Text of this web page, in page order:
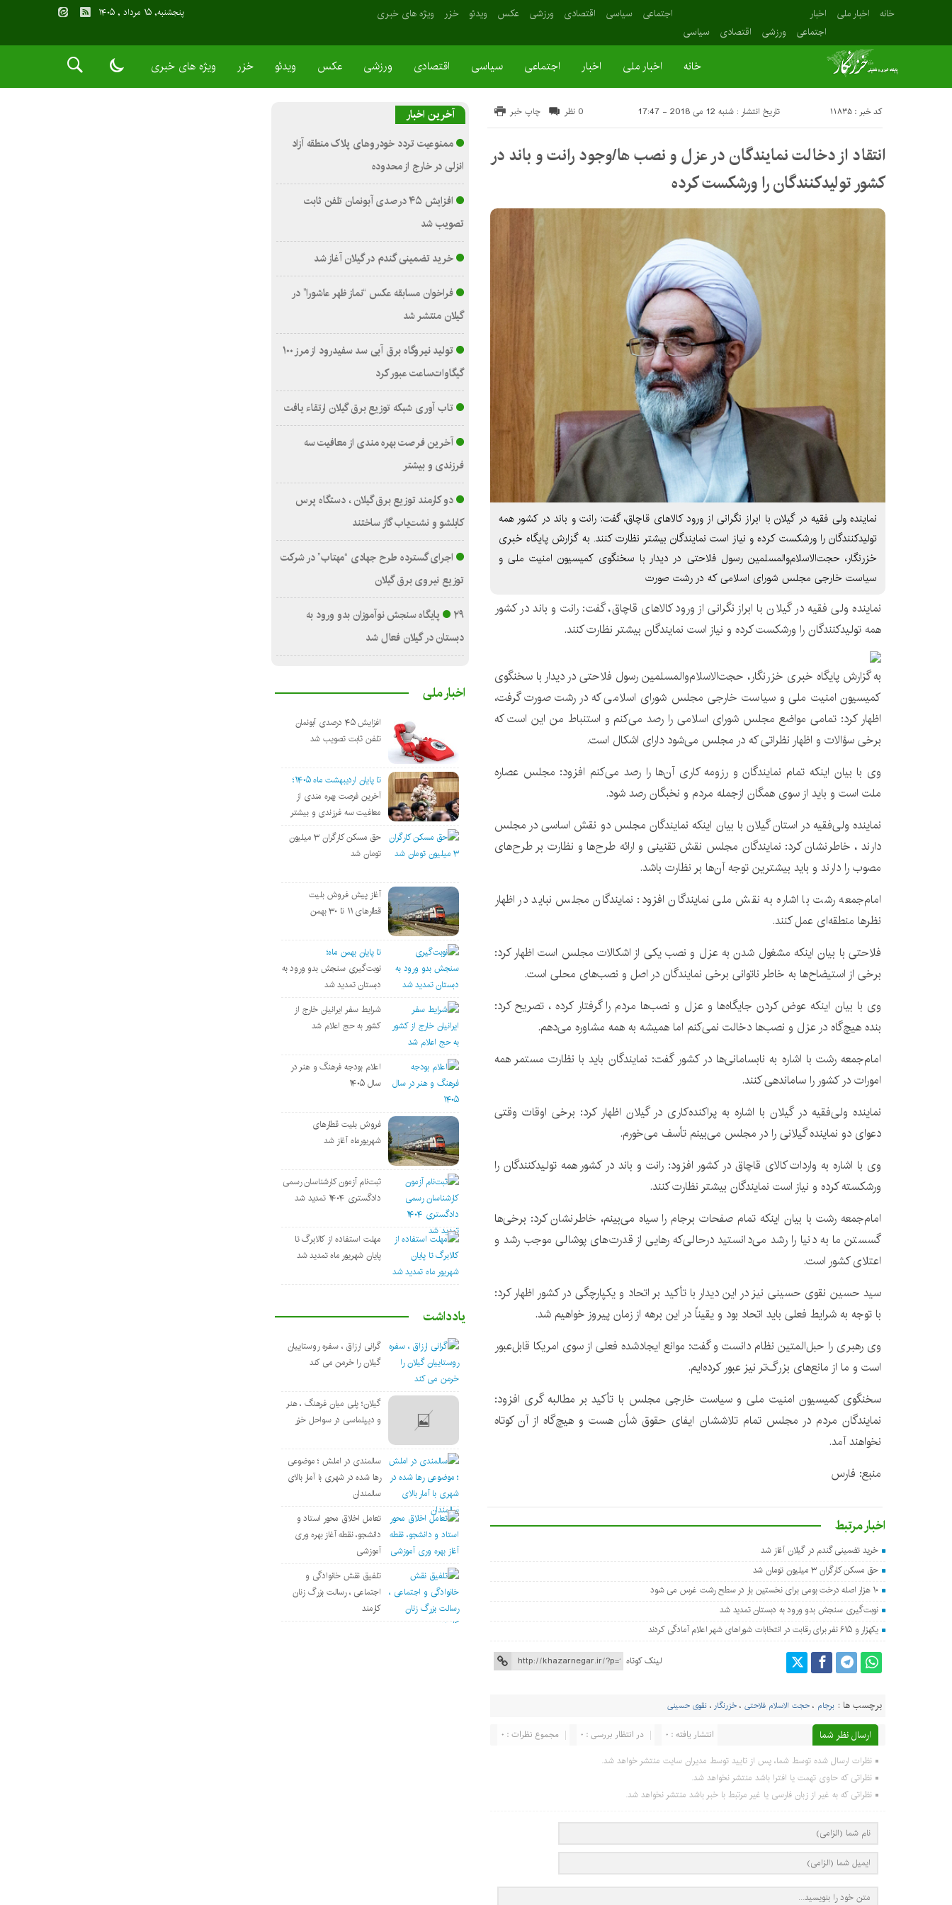
خانه اخبار ملی
اخبار
اجتماعی
ورزشی اقتصادی سیاسی
اجتماعی سیاسی اقتصادی ورزشی عکس ویدئو خزر ویژه های خبری پنجشنبه, ۱۵ مرداد , ۱۴۰۵
خانه اخبار ملی اخبار اجتماعی سیاسی اقتصادی ورزشی عکس ویدئو خزر ویژه های خبری
تاریخ انتشار : شنبه 12 می 2018 - 17:47 کد خبر : 11835 چاپ خبر 0 نظر
انتقاد از دخالت نمایندگان در عزل و نصب ها/وجود رانت و باند در
کشور تولیدکنندگان را ورشکست کرده
نماینده ولی فقیه در گیلان با ابراز نگرانی از ورود کالاهای قاچاق، گفت: رانت و باند در کشور همه
تولیدکنندگان را ورشکست کرده و نیاز است نمایندگان بیشتر نظارت کنند. به گزارش پایگاه خبری
خزرنگار، حجت‌الاسلام‌والمسلمین رسول فلاحتی در دیدار با سخنگوی کمیسیون امنیت ملی و
سیاست خارجی مجلس شورای اسلامی که در رشت صورت
نماینده ولی فقیه در گیلان با ابراز نگرانی از ورود کالاهای قاچاق، گفت: رانت و باند در کشور
همه تولیدکنندگان را ورشکست کرده و نیاز است نمایندگان بیشتر نظارت کنند.
به گزارش پایگاه خبری خزرنگار، حجت‌الاسلام‌والمسلمین رسول فلاحتی در دیدار با سخنگوی
کمیسیون امنیت ملی و سیاست خارجی مجلس شورای اسلامی که در رشت صورت گرفت،
اظهار کرد: تمامی مواضع مجلس شورای اسلامی را رصد می‌کنم و استنباط من این است که
برخی سؤالات و اظهار نظراتی که در مجلس می‌شود دارای اشکال است.
وی با بیان اینکه تمام نمایندگان و رزومه کاری آن‌ها را رصد می‌کنم افزود: مجلس عصاره
ملت است و باید از سوی همگان ازجمله مردم و نخبگان رصد شود.
نماینده ولی‌فقیه در استان گیلان با بیان اینکه نمایندگان مجلس دو نقش اساسی در مجلس
دارند ، خاطرنشان کرد: نمایندگان مجلس نقش تقنینی و ارائه طرح‌ها و نظارت بر طرح‌های
مصوب را دارند و باید بیشترین توجه آن‌ها بر نظارت باشد.
امام‌جمعه رشت با اشاره به نقش ملی نمایندگان افزود: نمایندگان مجلس نباید در اظهار
نظرها منطقه‌ای عمل کنند.
فلاحتی با بیان اینکه مشغول شدن به عزل و نصب یکی از اشکالات مجلس است اظهار کرد:
برخی از استیضاح‌ها به خاطر ناتوانی برخی نمایندگان در اصل و نصب‌های محلی است.
وی با بیان اینکه عوض کردن جایگاه‌ها و عزل و نصب‌ها مردم را گرفتار کرده ، تصریح کرد:
بنده هیچ‌گاه در عزل و نصب‌ها دخالت نمی‌کنم اما همیشه به همه مشاوره می‌دهم.
امام‌جمعه رشت با اشاره به نابسامانی‌ها در کشور گفت: نمایندگان باید با نظارت مستمر همه
امورات در کشور را ساماندهی کنند.
نماینده ولی‌فقیه در گیلان با اشاره به پراکنده‌کاری در گیلان اظهار کرد: برخی اوقات وقتی
دعوای دو نماینده گیلانی را در مجلس می‌بینم تأسف می‌خورم.
وی با اشاره به واردات کالای قاچاق در کشور افزود: رانت و باند در کشور همه تولیدکنندگان را
ورشکسته کرده و نیاز است نمایندگان بیشتر نظارت کنند.
امام‌جمعه رشت با بیان اینکه تمام صفحات برجام را سیاه می‌بینم، خاطرنشان کرد: برخی‌ها
گسستن ما به دنیا را رشد می‌دانستید درحالی‌که رهایی از قدرت‌های پوشالی موجب رشد و
اعتلای کشور است.
سید حسین نقوی حسینی نیز در این دیدار با تأکید بر اتحاد و یکپارچگی در کشور اظهار کرد:
با توجه به شرایط فعلی باید اتحاد بود و یقیناً در این برهه از زمان پیروز خواهیم شد.
وی رهبری را حبل‌المتین نظام دانست و گفت: موانع ایجادشده فعلی از سوی امریکا قابل‌عبور
است و ما از مانع‌های بزرگ‌تر نیز عبور کرده‌ایم.
سخنگوی کمیسیون امنیت ملی و سیاست خارجی مجلس با تأکید بر مطالبه گری افزود:
نمایندگان مردم در مجلس تمام تلاششان ایفای حقوق شأن هست و هیچ‌گاه از آن کوتاه
نخواهند آمد.
منبع: فارس
اخبار مرتبط
خرید تضمینی گندم در گیلان آغاز شد
حق مسکن کارگران ۳ میلیون تومان شد
۱۰ هزار اصله درخت بومی برای نخستین بار در سطح رشت غرس می شود
نوبت‌گیری سنجش بدو ورود به دبستان تمدید شد
یکهزار و ۶۱۵ نفر برای رقابت در انتخابات شوراهای شهر اعلام آمادگی کردند
لینک کوتاه
برچسب ها : برجام ،حجت الاسلام فلاحتی ،خزرنگار ،نقوی حسینی
ارسال نظر شما مجموع نظرات : 0 در انتظار بررسی : 0 انتشار یافته : 0
نظرات ارسال شده توسط شما، پس از تایید توسط مدیران سایت منتشر خواهد شد.
نظراتی که حاوی تهمت یا افترا باشد منتشر نخواهد شد.
نظراتی که به غیر از زبان فارسی یا غیر مرتبط با خبر باشد منتشر نخواهد شد.
آخرین اخبار
ممنوعیت تردد خودروهای پلاک منطقه آزاد
انزلی در خارج از محدوده
افزایش ۴۵ درصدی آبونمان تلفن ثابت
تصویب شد
خرید تضمینی گندم در گیلان آغاز شد
فراخوان مسابقه عکس “نماز ظهر عاشورا” در
گیلان منتشر شد
تولید نیروگاه برق‌ آبی سد سفیدرود از مرز ۱۰۰
گیگاوات‌ساعت عبور کرد
تاب آوری شبکه توزیع برق گیلان ارتقاء یافت
آخرین فرصت بهره مندی از معافیت سه
فرزندی و بیشتر
دو کارمند توزیع برق گیلان ، دستگاه پرس
کابلشو و نشت‌یاب گاز ساختند
اجرای گسترده طرح جهادی “مهتاب” در شرکت
توزیع نیروی برق گیلان
۲۹ پایگاه سنجش نوآموزان بدو ورود به
دبستان در گیلان فعال شد
اخبار ملی
افزایش ۴۵ درصدی آبونمان
تلفن ثابت تصویب شد
تا پایان اردیبهشت ماه ۱۴۰۵؛
آخرین فرصت بهره مندی از
معافیت سه فرزندی و بیشتر
حق مسکن کارگران ۳ میلیون
تومان شد
آغاز پیش فروش بلیت‌
قطارهای ۱۱ تا ۳۰ بهمن
تا پایان بهمن ماه؛
نوبت‌گیری سنجش بدو ورود به
دبستان تمدید شد
شرایط سفر ایرانیان خارج از
کشور به حج اعلام شد
اعلام بودجه فرهنگ و هنر در
سال ۱۴۰۵
فروش بلیت قطارهای
شهریورماه آغاز شد
ثبت‌نام آزمون کارشناسان رسمی
دادگستری ۱۴۰۴ تمدید شد
مهلت استفاده از کالابرگ تا
پایان شهریور ماه تمدید شد
یادداشت
گرانی ارزاق ، سفره روستاییان
گیلان را خرمن می کند
گیلان؛ پلی میان فرهنگ ، هنر
و دیپلماسی در سواحل خزر
سالمندی در املش ؛ موضوعی
رها شده در شهری با آمار بالای
سالمندان
تعامل اخلاق‌ محور استاد و
دانشجو، نقطه آغاز بهره ‌وری
آموزشی
تلفیق نقش خانوادگی و
اجتماعی ، رسالت بزرگ زنان
کارمند